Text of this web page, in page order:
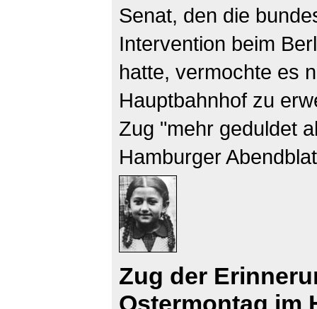
Senat, den die
Intervention beim
hatte, vermochte es
Hauptbahnhof zu
Zug "mehr geduldet
Hamburger
Zug der
Ostermontag im